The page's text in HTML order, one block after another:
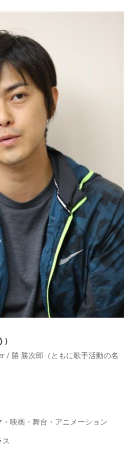
/ 勝 勝次郎（ともに歌手活動の名
映画・舞台・アニメーション